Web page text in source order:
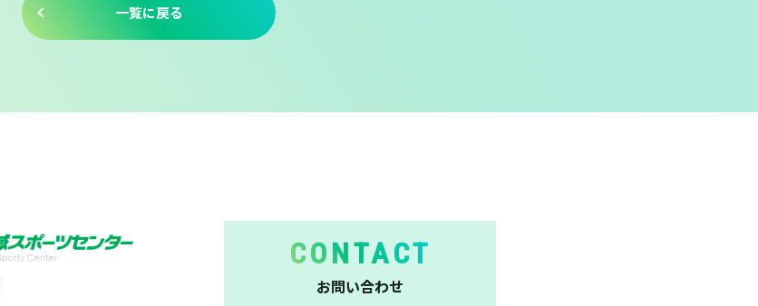
一覧に戻る
CONTACT
お問い合わせ